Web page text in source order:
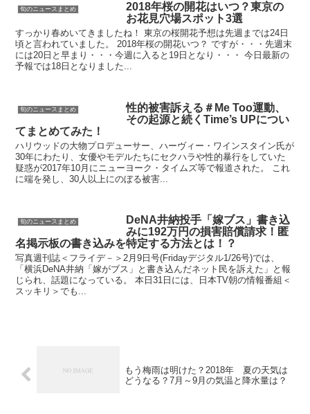
旬のニュースまとめ
2018年桜の開花はいつ？東京の
お花見穴場スポット3選
すっかり春めいてきましたね！ 東京の桜開花予想は先週までは24日
頃と言われていました。 2018年桜の開花いつ？ ですが・・・先週末
には20日と早まり・・・今週に入ると19日となり・・・ 今日最新の
予報では18日となりました...
旬のニュースまとめ
性的被害訴える＃Me Too運動、
その起源と続くTime’s UPについ
てまとめてみた！
ハリウッドの大物プロデューサー、ハーヴィー・ワインスタイン氏が
30年にわたり、女優やモデルたちにセクハラや性的暴行をしていた
疑惑が2017年10月にニューヨーク・タイムズ等で報道された。 これ
に端を発し、30人以上にのぼる被害...
旬のニュースまとめ
DeNA井納投手「嫁ブス」書き込
みに192万円の損害賠償請求！匿
名掲示板の書き込みを特定する方法とは！？
写真週刊誌＜フライデ－＞2月9日号(Fridayデジタル1/26号)では、
「横浜DeNA井納「嫁がブス」と書き込んだネット民を訴えた」と報
じられ、話題になっている。 本日31日には、日本TV朝の情報番組＜
スッキリ＞でも...
もう梅雨は明けた？2018年 夏の天気は
どうなる？7月～9月の気温と降水量は？